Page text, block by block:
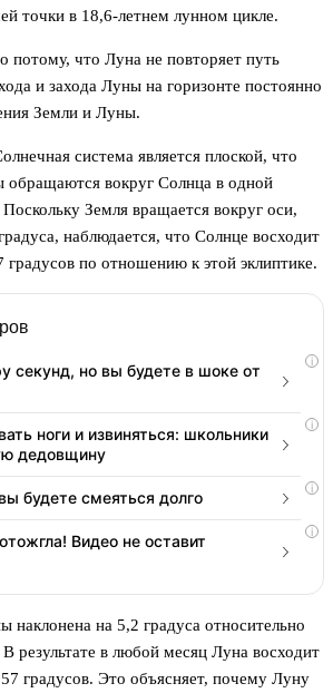
точки в 18,6-летнем лунном цикле.
потому, что Луна не повторяет путь
и захода Луны на горизонте постоянно
Земли и Луны.
система является плоской, что
обращаются вокруг Солнца в одной
Поскольку Земля вращается вокруг оси,
наблюдается, что Солнце восходит
градусов по отношению к этой эклиптике.
i
секунд, но вы будете в шоке от
i
ноги и извиняться: школьники
дедовщину
i
будете смеяться долго
i
Видео не оставит
наклонена на 5,2 градуса относительно
В результате в любой месяц Луна восходит
градусов. Это объясняет, почему Луну